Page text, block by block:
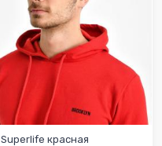
Superlife красная